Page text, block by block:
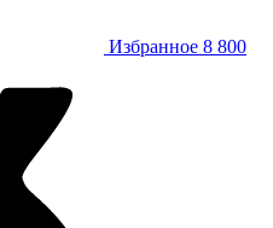
Избранное 8 800